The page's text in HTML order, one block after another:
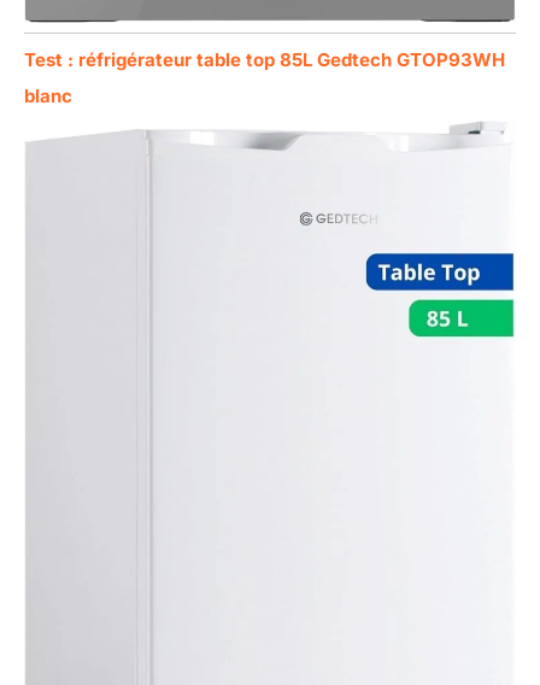
Test : réfrigérateur table top 85L Gedtech GTOP93WH
blanc